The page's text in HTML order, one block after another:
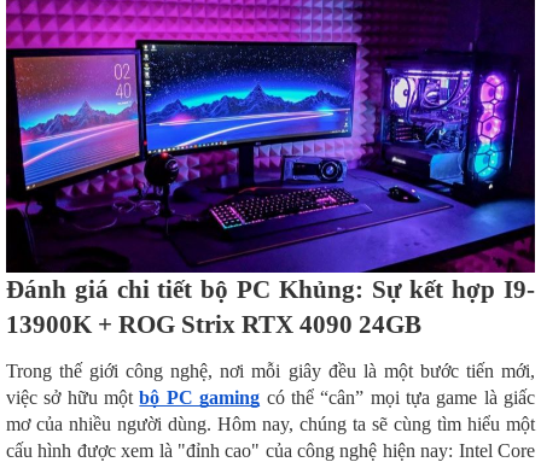
Đánh giá chi tiết bộ PC Khủng: Sự kết hợp I9-
13900K + ROG Strix RTX 4090 24GB
Trong thế giới công nghệ, nơi mỗi giây đều là một bước tiến mới,
việc sở hữu mộtbộ PC gaming có thể “cân” mọi tựa game là giấc
mơ của nhiều người dùng. Hôm nay, chúng ta sẽ cùng tìm hiểu một
cấu hình được xem là "đỉnh cao" của công nghệ hiện nay: Intel Core